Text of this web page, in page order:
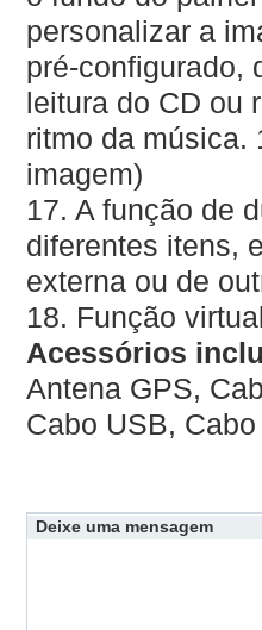
personalizar a
pré-configurado,
leitura do CD ou
ritmo da música.
imagem)
17. A função de
diferentes itens,
externa ou de
18. Função
Acessórios
Antena GPS,
Cabo USB,
Deixe uma mensagem